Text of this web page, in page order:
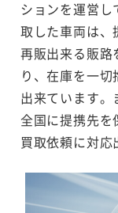
ションを運営
取した車両は
再販出来る販路
り、在庫を一
出来ています。
全国に提携先
買取依頼に対応